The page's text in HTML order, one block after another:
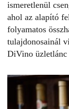
ismeretlenül
ahol az alapító
folyamatos
tulajdonosainál
DiVino üzletlánc